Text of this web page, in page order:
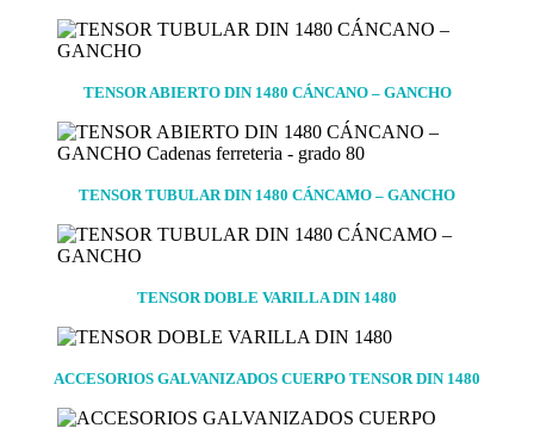
TENSOR ABIERTO DIN 1480 CÁNCANO – GANCHO
TENSOR TUBULAR DIN 1480 CÁNCAMO – GANCHO
TENSOR DOBLE VARILLA DIN 1480
ACCESORIOS GALVANIZADOS CUERPO TENSOR DIN 1480